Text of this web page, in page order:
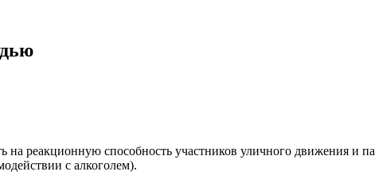
на реакционную способность участников уличного движения и
с алкоголем).